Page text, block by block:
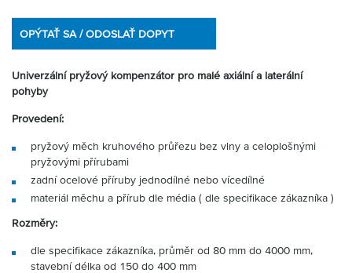
OPÝTAŤ SA / ODOSLAŤ DOPYT
Univerzální pryžový kompenzátor pro malé axiální a laterální
pohyby
Provedení:
pryžový měch kruhového průřezu bez vlny a celoplošnými
pryžovými přírubami
zadní ocelové příruby jednodílné nebo vícedílné
materiál měchu a přírub dle média ( dle specifikace zákazníka )
Rozměry:
dle specifikace zákazníka, průměr od 80 mm do 4000 mm,
stavební délka od 150 do 400 mm